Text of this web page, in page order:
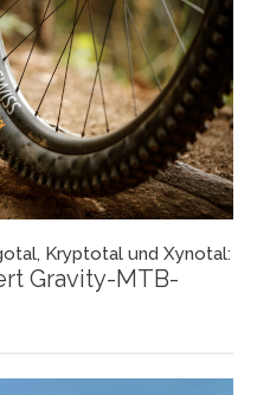
Kryptotal und Xynotal:
Gravity-MTB-